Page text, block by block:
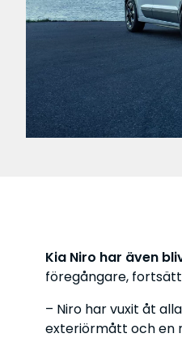
Kia Niro har även
föregångare,
– Niro har vuxit åt
exteriörmått och en